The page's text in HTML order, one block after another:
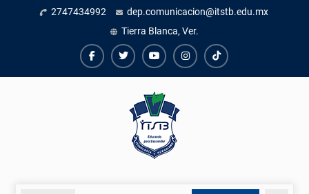
2747434992
dep.comunicacion@itstb.edu.mx
Tierra Blanca, Ver.
FacebookTwiterYoutubeinstagram
TikTok